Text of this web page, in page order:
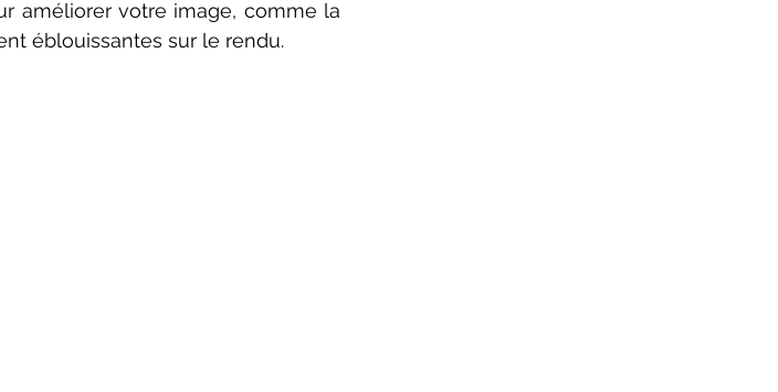
améliorer votre image, comme la
éblouissantes sur le rendu.